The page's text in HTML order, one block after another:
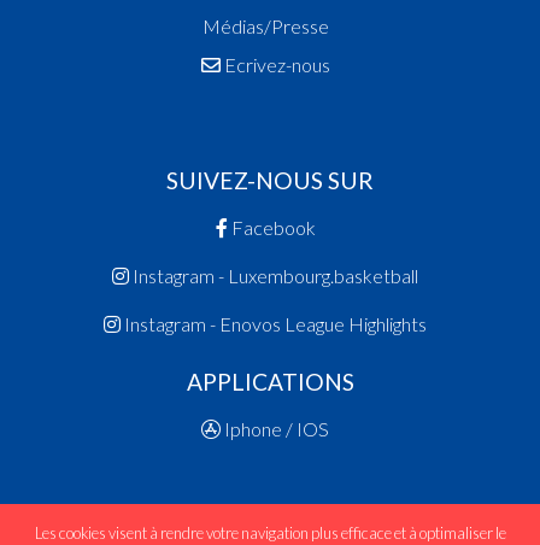
Médias/Presse
Ecrivez-nous
SUIVEZ-NOUS SUR
Facebook
Instagram - Luxembourg.basketball
Instagram - Enovos League Highlights
APPLICATIONS
Iphone / IOS
Les cookies visent à rendre votre navigation plus efficace et à optimaliser le